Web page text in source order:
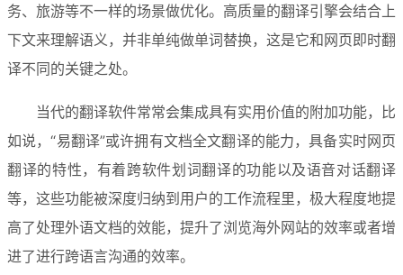
务、旅游等不一样的场景做优化。高质量的翻译引擎会结合上
下文来理解语义，并非单纯做单词替换，这是它和网页即时翻
译不同的关键之处。
当代的翻译软件常常会集成具有实用价值的附加功能，比
如说，“易翻译”或许拥有文档全文翻译的能力，具备实时网页
翻译的特性，有着跨软件划词翻译的功能以及语音对话翻译
等，这些功能被深度归纳到用户的工作流程里，极大程度地提
高了处理外语文档的效能，提升了浏览海外网站的效率或者增
进了进行跨语言沟通的效率。